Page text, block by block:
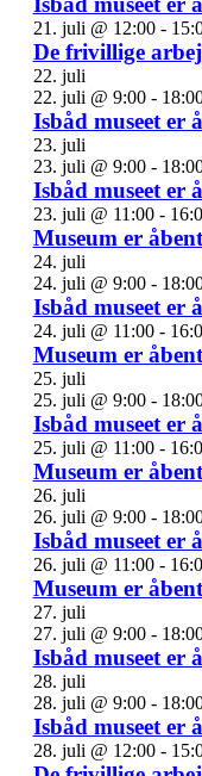
21. juli @ 12:00-
De frivillige
22. juli
22. juli @ 9:00-
Isbåd museet er
23. juli
23. juli @ 9:00-
Isbåd museet er
23. juli @ 11:00-
Museum er åbent
24. juli
24. juli @ 9:00-
Isbåd museet er
24. juli @ 11:00-
Museum er åbent
25. juli
25. juli @ 9:00-
Isbåd museet er
25. juli @ 11:00-
Museum er åbent
26. juli
26. juli @ 9:00-
Isbåd museet er
26. juli @ 11:00-
Museum er åbent
27. juli
27. juli @ 9:00-
Isbåd museet er
28. juli
28. juli @ 9:00-
Isbåd museet er
28. juli @ 12:00-